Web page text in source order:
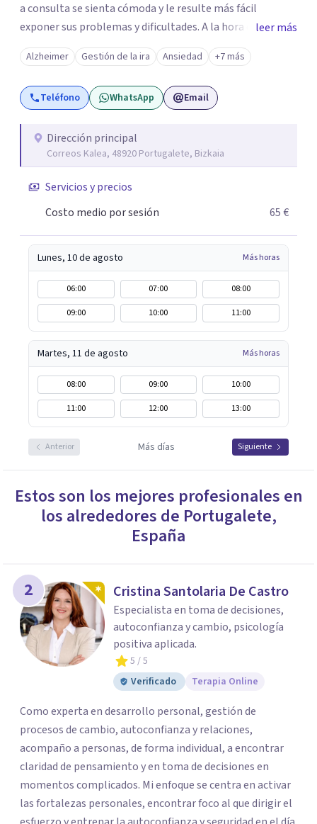
a consulta se sienta cómoda y le resulte más fácil
exponer sus problemas y dificultades. A la hora de llevar a
cabo la rehabilitación cognitiva, soy una persona muy
creativa y dinámica, siempre buscando materiales y
creando otros nuevos para hacerlo más lúdico y divertido,
siempre adaptado a las necesidades de las personas que
leer más
Alzheimer Gestión de la ira Ansiedad +7 más
Teléfono WhatsApp Email
Dirección principal
Correos Kalea, 48920 Portugalete, Bizkaia
Servicios y precios
Costo medio por sesión
65 €
Lunes, 10 de agosto Más horas
06:00 07:00
08:00
09:00
10:00 11:00
Martes, 11 de agosto Más horas
08:00 09:00
10:00
11:00
12:00 13:00
Anterior Más días Siguiente
Estos son los mejores profesionales en
los alrededores de Portugalete,
España
2 Cristina Santolaria De Castro
Especialista en toma de decisiones,
autoconfianza y cambio, psicología
positiva aplicada.
5 / 5
Verificado
Terapia Online
Como experta en desarrollo personal, gestión de
procesos de cambio, autoconfianza y relaciones,
acompaño a personas, de forma individual, a encontrar
claridad de pensamiento y en toma de decisiones en
momentos complicados. Mi enfoque se centra en activar
las fortalezas personales, encontrar foco al que dirigir el